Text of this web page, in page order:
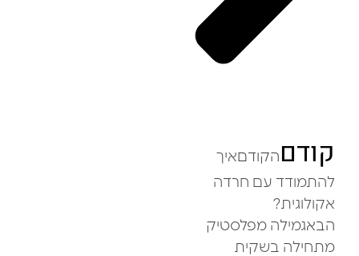
קודםהקודםאיך
להתמודד עם חרדה
אקולוגית?
הבאגמילה מפלסטיק
מתחילה בשקית